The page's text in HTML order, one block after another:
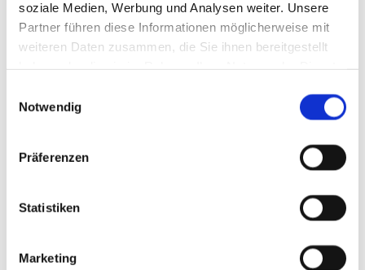
soziale Medien, Werbung und Analysen weiter. Unsere
Partner führen diese Informationen möglicherweise mit
weiteren Daten zusammen, die Sie ihnen bereitgestellt
Notwendig
Präferenzen
Statistiken
Marketing
Kupfer